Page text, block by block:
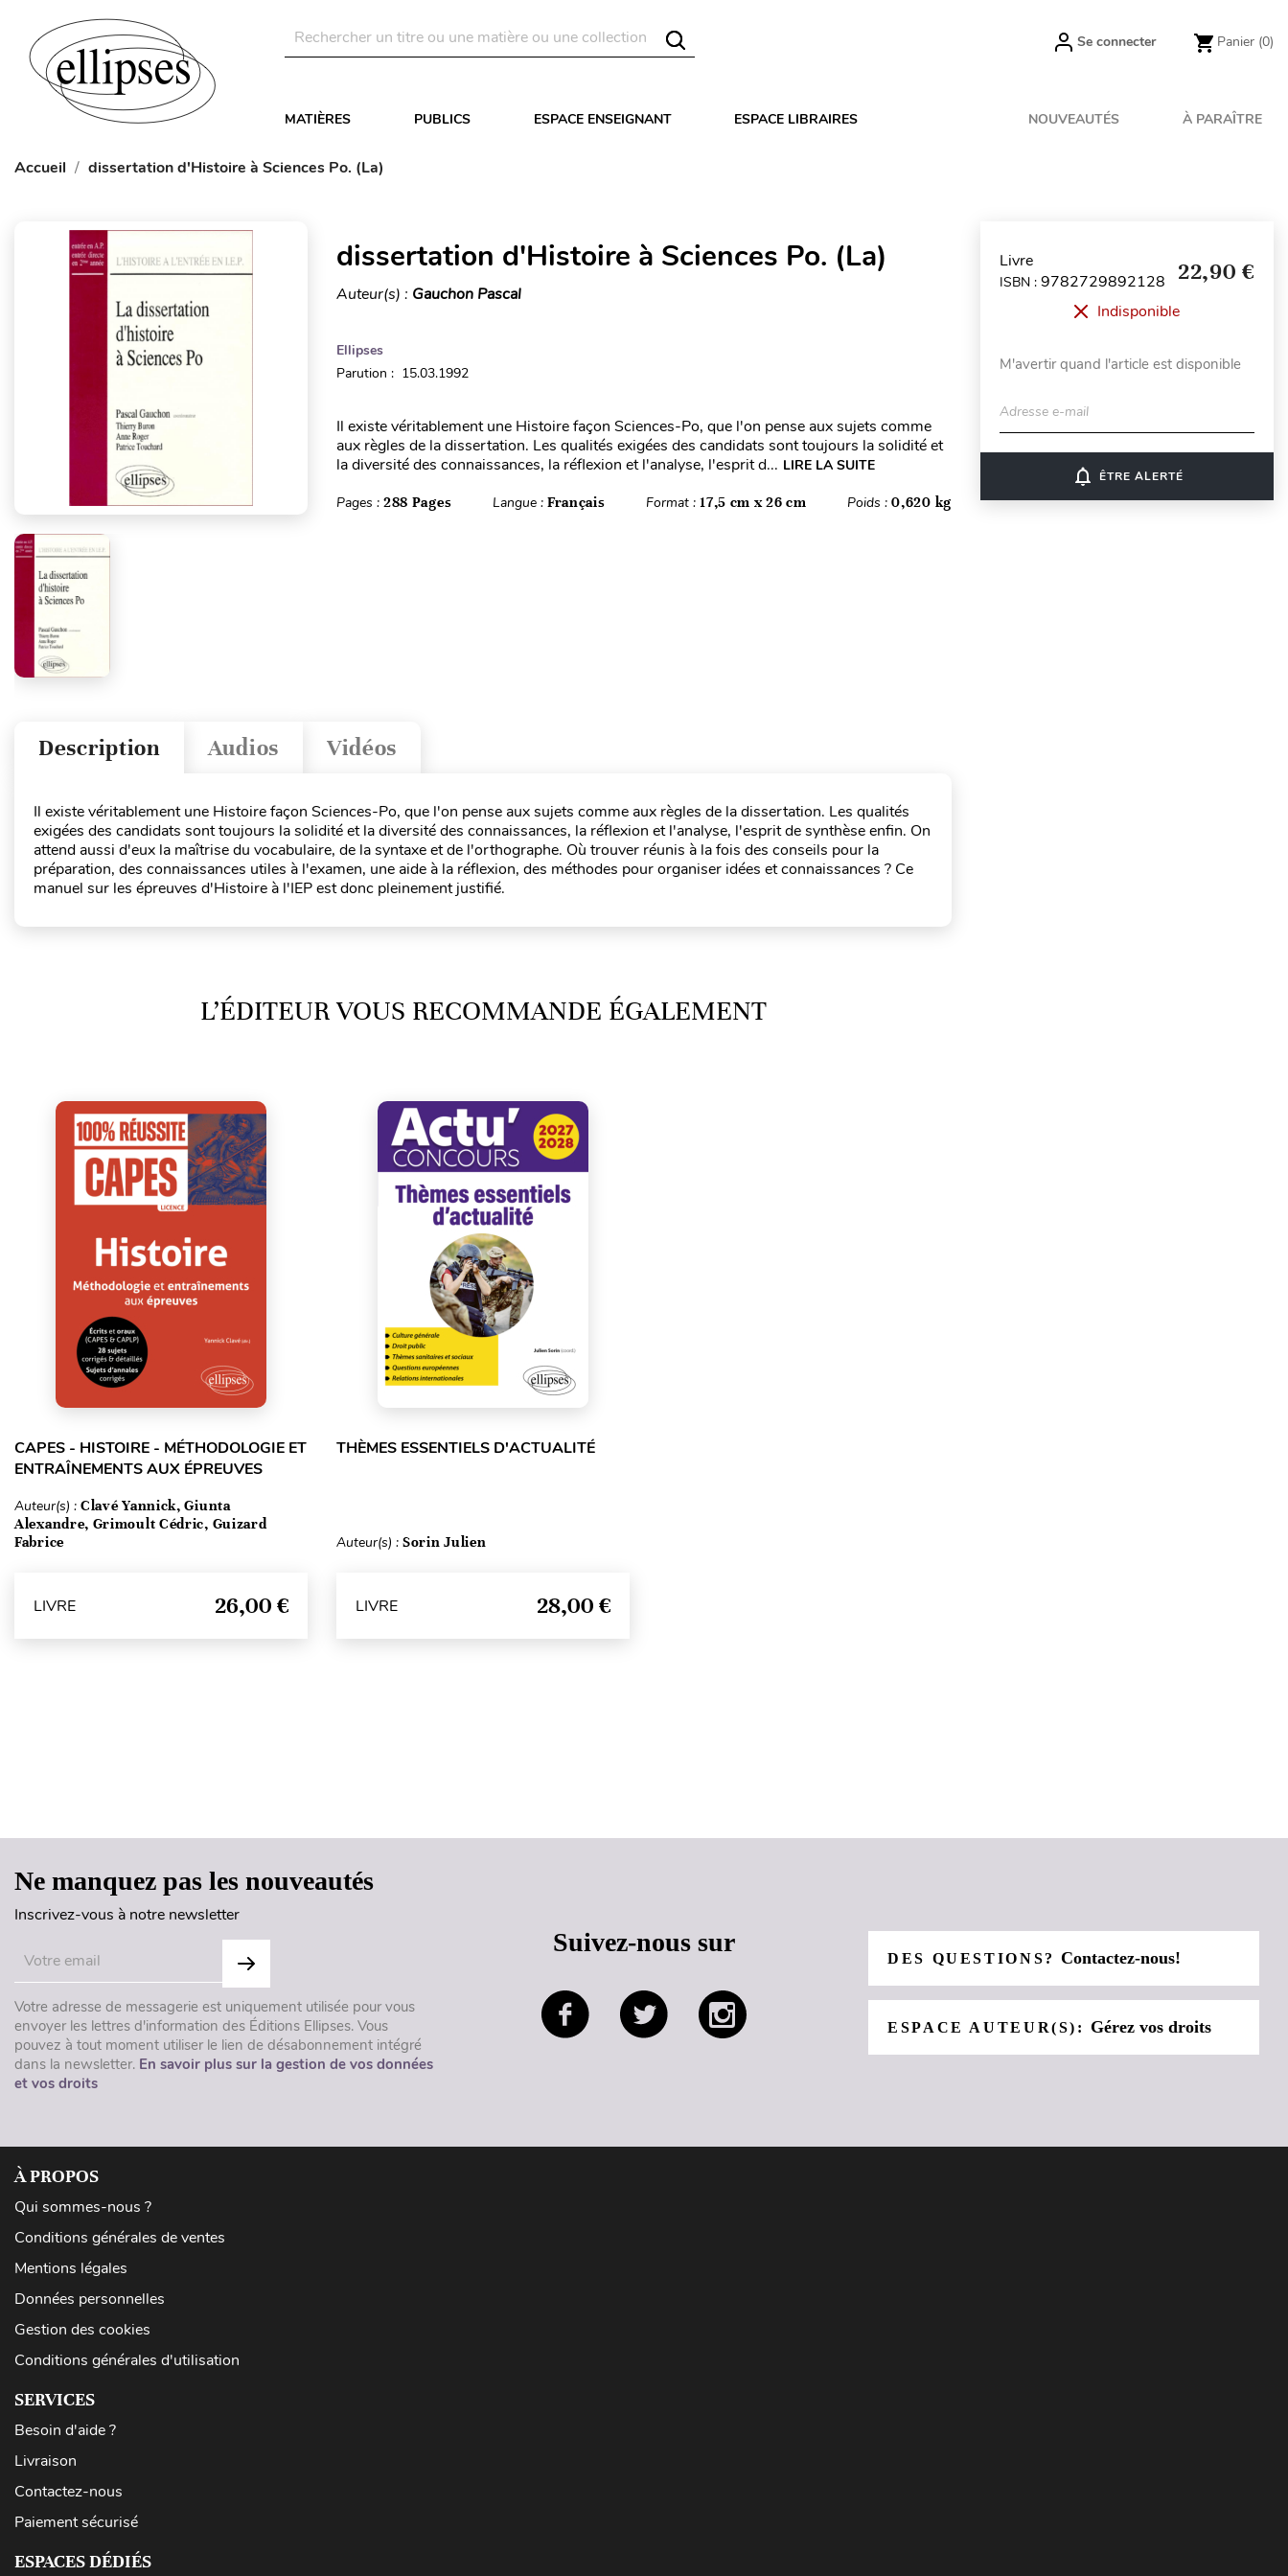
Se connecter Panier (0)
MATIÈRES PUBLICS ESPACE ENSEIGNANT ESPACE LIBRAIRES NOUVEAUTÉS À PARAÎTRE
Accueil dissertation d'Histoire à Sciences Po. (La)
dissertation d'Histoire à Sciences Po. (La)
Auteur(s) : Gauchon Pascal
Ellipses
Parution : 15.03.1992
Il existe véritablement une Histoire façon Sciences-Po, que l'on pense aux sujets comme
aux règles de la dissertation. Les qualités exigées des candidats sont toujours la solidité et
la diversité des connaissances, la réflexion et l'analyse, l'esprit d... LIRE LA SUITE
Pages : 288 Pages Langue : Français Format :17,5 cm x 26 cm Poids :0,620 kg
Vidéos
Audios
Description
Il existe véritablement une Histoire façon Sciences-Po, que l'on pense aux sujets comme aux règles de la dissertation. Les qualités
exigées des candidats sont toujours la solidité et la diversité des connaissances, la réflexion et l'analyse, l'esprit de synthèse enfin. On
attend aussi d'eux la maîtrise du vocabulaire, de la syntaxe et de l'orthographe. Où trouver réunis à la fois des conseils pour la
préparation, des connaissances utiles à l'examen, une aide à la réflexion, des méthodes pour organiser idées et connaissances ? Ce
manuel sur les épreuves d'Histoire à l'IEP est donc pleinement justifié.
L’ÉDITEUR VOUS RECOMMANDE ÉGALEMENT
CAPES - HISTOIRE - MÉTHODOLOGIE ET
ENTRAÎNEMENTS AUX ÉPREUVES
Auteur(s) : Clavé Yannick, Giunta
Alexandre, Grimoult Cédric, Guizard
Fabrice
LIVRE 26,00 €
THÈMES ESSENTIELS D'ACTUALITÉ
Auteur(s) : Sorin Julien
LIVRE 28,00 €
Livre
ISBN : 9782729892128 22,90 €
Indisponible
M'avertir quand l'article est disponible
Adresse e-mail
notifications_none ÊTRE ALERTÉ
Ne manquez pas les nouveautés
Inscrivez-vous à notre newsletter
Votre adresse de messagerie est uniquement utilisée pour vous
envoyer les lettres d'information des Éditions Ellipses. Vous
pouvez à tout moment utiliser le lien de désabonnement intégré
dans la newsletter. En savoir plus sur la gestion de vos données
et vos droits
Suivez-nous sur
DES QUESTIONS?Contactez-nous!
ESPACE AUTEUR(S): Gérez vos droits
À PROPOS
Qui sommes-nous ?
Conditions générales de ventes
Mentions légales
Données personnelles
Gestion des cookies
Conditions générales d'utilisation
SERVICES
Besoin d'aide ?
Livraison
Contactez-nous
Paiement sécurisé
ESPACES DÉDIÉS